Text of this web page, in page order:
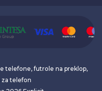
telefone, futrole na preklop,
za telefon